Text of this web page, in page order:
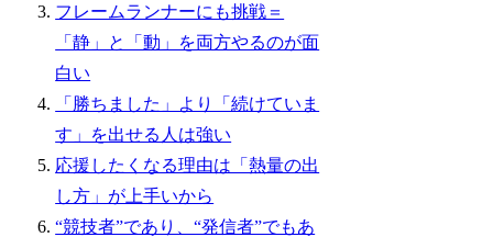
フレームランナーにも挑戦＝
「静」と「動」を両方やるのが面
白い
「勝ちました」より「続けていま
す」を出せる人は強い
応援したくなる理由は「熱量の出
し方」が上手いから
“競技者”であり、“発信者”でもあ